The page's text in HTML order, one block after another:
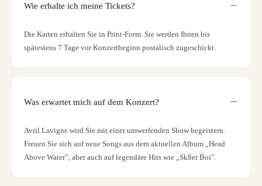
Wie erhalte ich meine Tickets?
Die Karten erhalten Sie in Print-Form. Sie werden Ihnen bis
spätestens 7 Tage vor Konzertbeginn postalisch zugeschickt.
Was erwartet mich auf dem Konzert?
Avril Lavigne wird Sie mit einer umwerfenden Show begeistern.
Freuen Sie sich auf neue Songs aus dem aktuellen Album „Head
Above Water”, aber auch auf legendäre Hits wie „Sk8er Boi”.